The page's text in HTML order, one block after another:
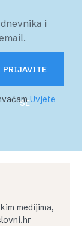
i
PRIJAVITE
SEUvjete
medijima,